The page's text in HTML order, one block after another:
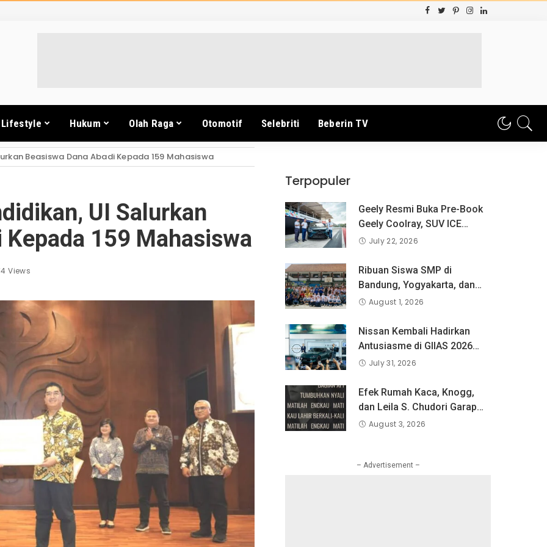
Lifestyle Hukum Olah Raga Otomotif Selebriti Beberin TV
Beasiswa Dana Abadi Kepada 159 Mahasiswa
UI Salurkan
Kepada 159 Mahasiswa
Views
Terpopuler
Geely Resmi Buka Pre-Book
Geely Coolray, SUV ICE
Pertama Geely di Indonesia
Juta Pengguna Global.
July 22, 2026
Ribuan Siswa SMP di
Bandung, Yogyakarta, dan
Surabaya Berlatih Langsung
di PLN Mobile Jalan Juara
JEVA Spike Nation 2026.
August 1, 2026
Nissan Kembali Hadirkan
Antusiasme di GIIAS 2026
melalui Debut Perdana”
July 31, 2026
Efek Rumah Kaca, Knogg,
dan Leila S. Chudori Garap
OST Film Laut Bercerita
August 3, 2026
– Advertisement –